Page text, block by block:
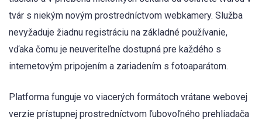
tvár s niekým novým prostredníctvom webkamery. Služba
nevyžaduje žiadnu registráciu na základné používanie,
vďaka čomu je neuveriteľne dostupná pre každého s
internetovým pripojením a zariadením s fotoaparátom.
Platforma funguje vo viacerých formátoch vrátane webovej
verzie prístupnej prostredníctvom ľubovoľného prehliadača